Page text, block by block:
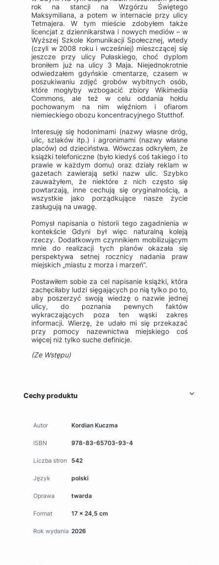
rok na stancji na Wzgórzu Świętego
Maksymiliana, a potem w internacie przy ulicy
Tetmajera. W tym mieście zdobyłem także
licencjat z dziennikarstwa i nowych mediów – w
Wyższej Szkole Komunikacji Społecznej, wtedy
(czyli w 2008 roku i wcześniej) mieszczącej się
jeszcze przy ulicy Pułaskiego, choć dyplom
broniłem już na ulicy 3 Maja. Niejednokrotnie
odwiedzałem gdyńskie cmentarze, czasem w
poszukiwaniu zdjęć grobów wybitnych osób,
które mogłyby wzbogacić zbiory Wikimedia
Commons, ale też w celu oddania hołdu
pochowanym na nim więźniom i ofiarom
niemieckiego obozu koncentracyjnego Stutthof.
Interesuję się hodonimami (nazwy własne dróg,
ulic, szlaków itp.) i agronimami (nazwy własne
placów) od dzieciństwa. Wówczas odkryłem, że
książki telefoniczne (było kiedyś coś takiego i to
prawie w każdym domu) oraz działy reklam w
gazetach zawierają setki nazw ulic. Szybko
zauważyłem, że niektóre z nich często się
powtarzają, inne cechują się oryginalnością, a
wszystkie jako porządkujące nasze życie
zasługują na uwagę.
Pomysł napisania o historii tego zagadnienia w
kontekście Gdyni był więc naturalną koleją
rzeczy. Dodatkowym czynnikiem mobilizującym
mnie do realizacji tych planów okazała się
perspektywa setnej rocznicy nadania praw
miejskich „miastu z morza i marzeń”.
Postawiłem sobie za cel napisanie książki, która
zachęciłaby ludzi sięgających po nią tylko po to,
aby poszerzyć swoją wiedzę o nazwie jednej
ulicy, do poznania pewnych faktów
wykraczających poza ten wąski zakres
informacji. Wierzę, że udało mi się przekazać
przy pomocy nazewnictwa miejskiego coś
więcej niż tylko suche definicje.
(Ze Wstępu)
Cechy produktu
Autor Kordian Kuczma
ISBN 978-83-65703-93-4
Liczba stron 542
Język polski
Oprawa twarda
Format 17 x 24,5 cm
Rok wydania 2026